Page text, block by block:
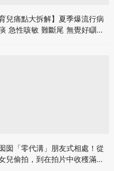
育兒痛點大拆解】夏季爆流行病
急性咳敏 難斷尾 無覺好瞓？
囡「零代溝」朋友式相處！從
兒偷拍，到在拍片中收穫滿足